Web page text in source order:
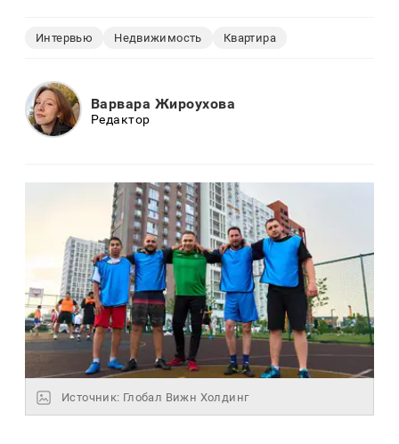
Интервью Недвижимость Квартира
Варвара Жироухова
Редактор
Источник: Глобал Вижн Холдинг